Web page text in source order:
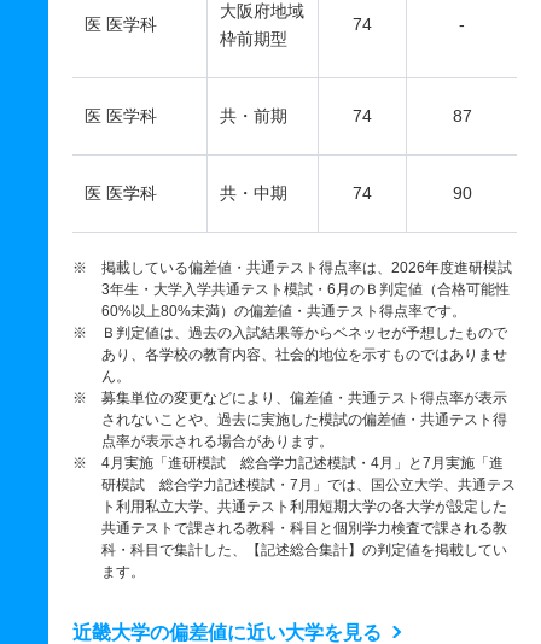
医 医学科
大阪府地域
枠前期型
74 -
医 医学科 共・前期 74 87
医 医学科 共・中期 74 90
※ 掲載している偏差値・共通テスト得点率は、2026年度進研模試
3年生・大学入学共通テスト模試・6月のＢ判定値（合格可能性
60%以上80%未満）の偏差値・共通テスト得点率です。
※ Ｂ判定値は、過去の入試結果等からベネッセが予想したもので
あり、各学校の教育内容、社会的地位を示すものではありませ
ん。
※ 募集単位の変更などにより、偏差値・共通テスト得点率が表示
されないことや、過去に実施した模試の偏差値・共通テスト得
点率が表示される場合があります。
※ 4月実施「進研模試 総合学力記述模試・4月」と7月実施「進
研模試 総合学力記述模試・7月」では、国公立大学、共通テス
ト利用私立大学、共通テスト利用短期大学の各大学が設定した
共通テストで課される教科・科目と個別学力検査で課される教
科・科目で集計した、【記述総合集計】の判定値を掲載してい
ます。
近畿大学の偏差値に近い大学を見る